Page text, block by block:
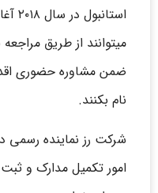
میتوانند از طریق
ضمن مشاوره حضوری
نام بکنند.
شرکت رز نماینده رسمی
امور تکمیل مدارک و ثبت